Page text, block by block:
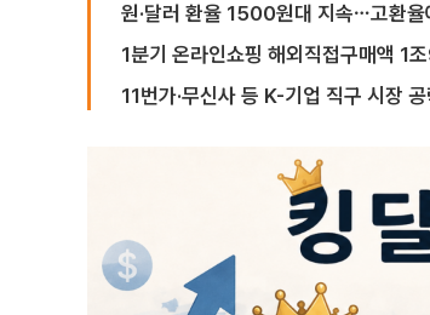
원·달러 환율 1500원대 지속⋯고환
1분기 온라인쇼핑 해외직접구매액 1
11번가·무신사 등 K-기업 직구 시장